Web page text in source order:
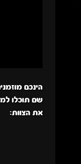
הינכם
שם תוכלו
את הצוות: